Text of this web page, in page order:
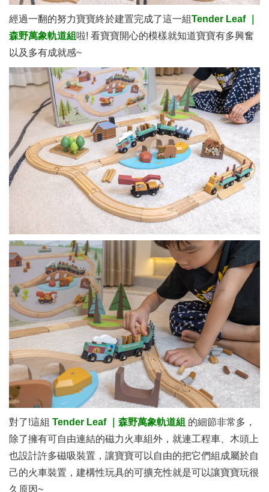
經過一翻的努力寶寶終於建置完成了這一組Tender Leaf ｜
森野萬象軌道組 啦! 看寶寶開心的模樣就知道寶寶有多興奮
以及多有成就感~
對了!這組 Tender Leaf ｜森野萬象軌道組 的細節非常多，
除了擁有可自由連結的磁力火車組外，就連工程車、木頭上
也設計許多磁吸裝置，讓寶寶可以自由的把它們組成屬於自
己的火車裝置，建構性玩具的可擴充性就是可以讓寶寶玩很
久原因~